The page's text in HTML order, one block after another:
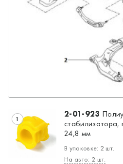
1 2-01-923
стабилизатора,
24,8 мм
В упаковке: 2 шт.
На авто: 2 шт.